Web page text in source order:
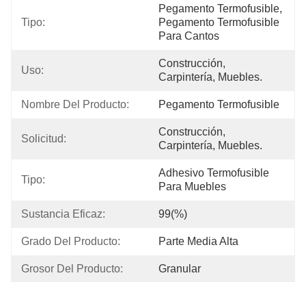
Tipo:
Pegamento Termofusible,
Pegamento Termofusible
Para Cantos
Uso:
Construcción,
Carpintería, Muebles.
Nombre Del Producto: Pegamento Termofusible
Solicitud:
Construcción,
Carpintería, Muebles.
Tipo:
Adhesivo Termofusible
Para Muebles
Sustancia Eficaz: 99(%)
Grado Del Producto: Parte Media Alta
Grosor Del Producto: Granular